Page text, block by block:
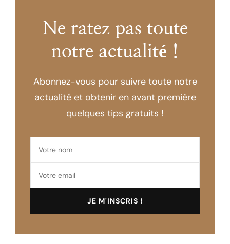
Ne ratez pas toute
notre actualité !
Abonnez-vous pour suivre toute notre
actualité et obtenir en avant première
quelques tips gratuits !